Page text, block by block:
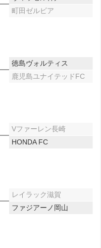
町田ゼルビア
徳島ヴォルティス
鹿児島ユナイテッドFC
Vファーレン長崎
HONDA FC
レイラック滋賀
ファジアーノ岡山